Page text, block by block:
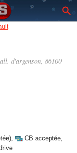
all. d'argenson, 86100
, CB acceptée,